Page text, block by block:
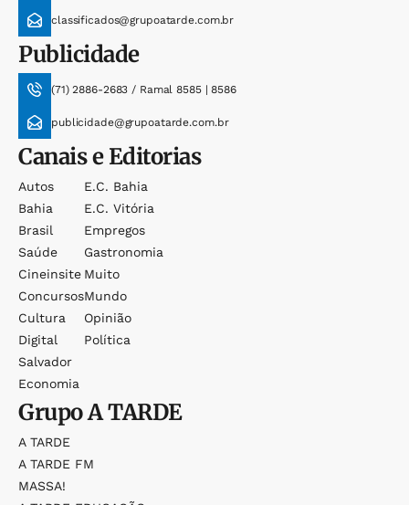
classificados@grupoatarde.com.br
Publicidade
(71) 2886-2683 / Ramal 8585 | 8586
publicidade@grupoatarde.com.br
Canais e Editorias
Autos
Bahia
Brasil
Saúde
Cineinsite
Concursos
Cultura
Digital
Salvador
Economia
E.c. Bahia
E.c. Vitória
Empregos
Gastronomia
Muito
Mundo
Opinião
Política
GrupoA TARDE
A TARDE
A TARDE FM
MASSA!